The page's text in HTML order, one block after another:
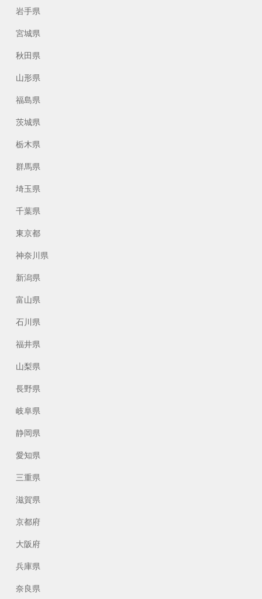
岩手県
宮城県
秋田県
山形県
福島県
茨城県
栃木県
群馬県
埼玉県
千葉県
東京都
神奈川県
新潟県
富山県
石川県
福井県
山梨県
長野県
岐阜県
静岡県
愛知県
三重県
滋賀県
京都府
大阪府
兵庫県
奈良県